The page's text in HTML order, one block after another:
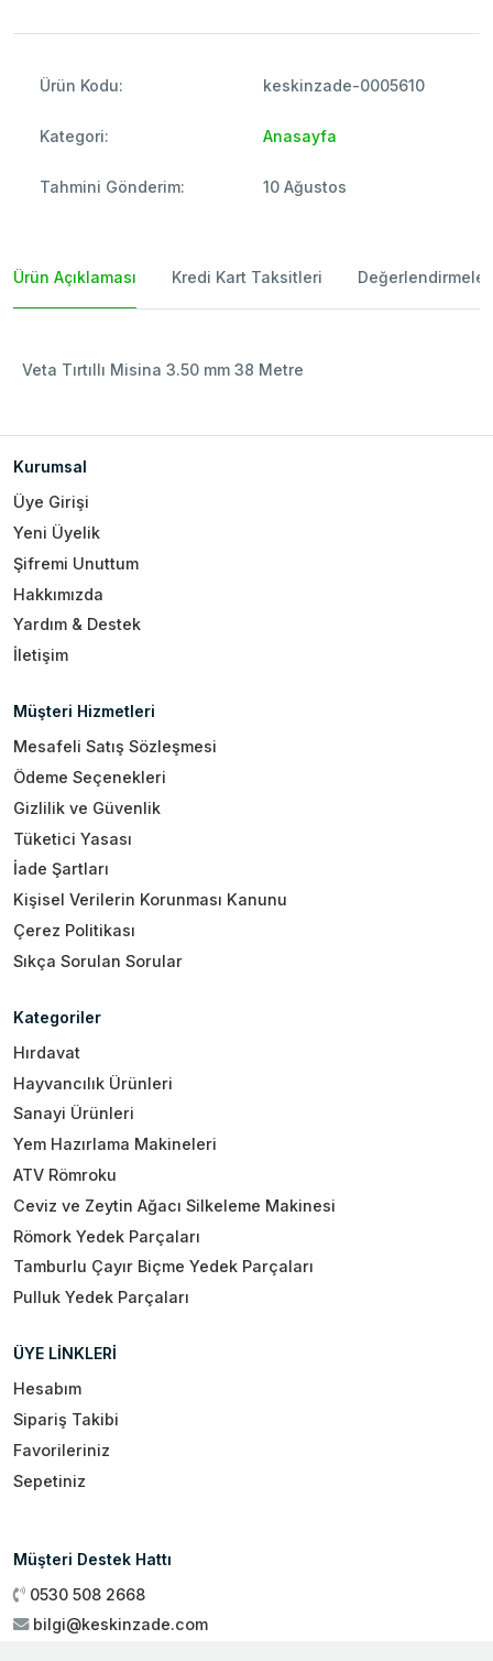
Ürün Kodu: keskinzade-0005610
Kategori: Anasayfa
Tahmini Gönderim: 10 Ağustos
Ürün Açıklaması Kredi Kart Taksitleri Değerlendirmeler
Veta Tırtıllı Misina 3.50 mm 38 Metre
Kurumsal
Üye Girişi
Yeni Üyelik
Şifremi Unuttum
Hakkımızda
Yardım & Destek
İletişim
Müşteri Hizmetleri
Mesafeli Satış Sözleşmesi
Ödeme Seçenekleri
Gizlilik ve Güvenlik
Tüketici Yasası
İade Şartları
Kişisel Verilerin Korunması Kanunu
Çerez Politikası
Sıkça Sorulan Sorular
Kategoriler
Hırdavat
Hayvancılık Ürünleri
Sanayi Ürünleri
Yem Hazırlama Makineleri
ATV Römroku
Ceviz ve Zeytin Ağacı Silkeleme Makinesi
Römork Yedek Parçaları
Tamburlu Çayır Biçme Yedek Parçaları
Pulluk Yedek Parçaları
ÜYE LİNKLERİ
Hesabım
Sipariş Takibi
Favorileriniz
Sepetiniz
Müşteri Destek Hattı
0530 508 2668
bilgi@keskinzade.com